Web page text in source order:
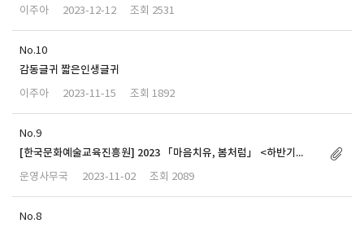
이주아
2023-12-12 2531
10
감동글귀 짧은인생글귀
이주아
2023-11-15 1892
9
[한국문화예술교육진흥원] 2023 「마음치유, 봄처럼」 <하반기...
운영사무국
2023-11-02 2089
8